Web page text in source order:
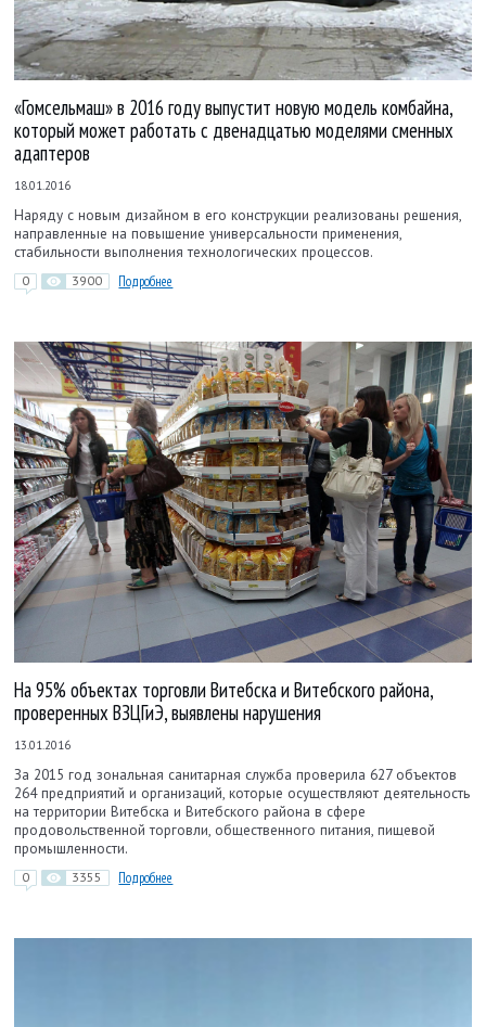
«Гомсельмаш» в 2016 году выпустит новую модель комбайна,
который может работать с двенадцатью моделями сменных
адаптеров
18.01.2016
Наряду с новым дизайном в его конструкции реализованы решения,
направленные на повышение универсальности применения,
стабильности выполнения технологических процессов.
0 3900 Подробнее
На 95% объектах торговли Витебска и Витебского района,
проверенных ВЗЦГиЭ, выявлены нарушения
13.01.2016
За 2015 год зональная санитарная служба проверила 627 объектов
264 предприятий и организаций, которые осуществляют деятельность
на территории Витебска и Витебского района в сфере
продовольственной торговли, общественного питания, пищевой
промышленности.
0 3355 Подробнее